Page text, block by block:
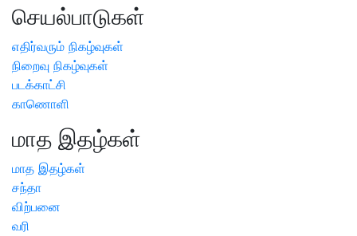
செயல்பாடுகள்
எதிர்வரும் நிகழ்வுகள்
நிறைவு நிகழ்வுகள்
படக்காட்சி
காணொளி
மாத இதழ்கள்
மாத இதழ்கள்
சந்தா
விற்பனை
வரி